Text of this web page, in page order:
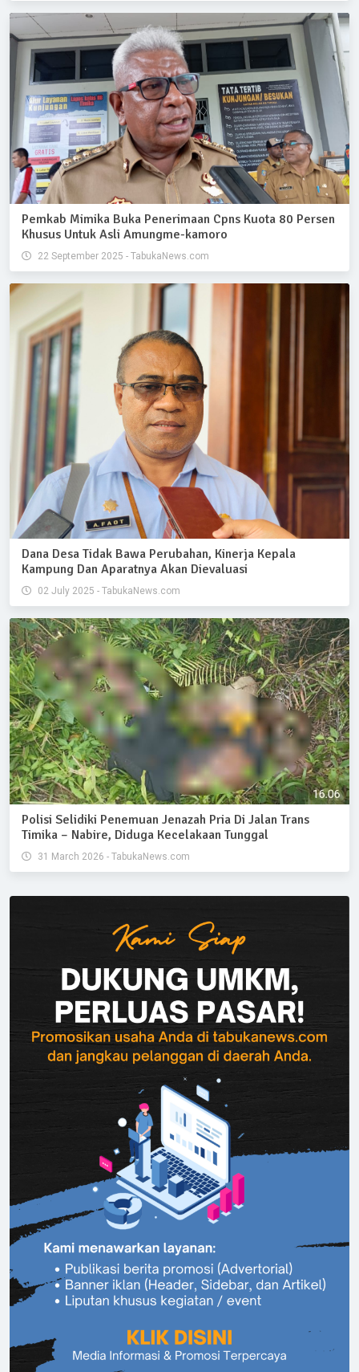
Pemkab Mimika Buka Penerimaan Cpns Kuota 80 Persen
Khusus Untuk Asli Amungme-kamoro
22 September 2025 - TabukaNews.com
Dana Desa Tidak Bawa Perubahan, Kinerja Kepala
Kampung Dan Aparatnya Akan Dievaluasi
02 July 2025 - TabukaNews.com
Polisi Selidiki Penemuan Jenazah Pria Di Jalan Trans
Timika – Nabire, Diduga Kecelakaan Tunggal
31 March 2026 - TabukaNews.com